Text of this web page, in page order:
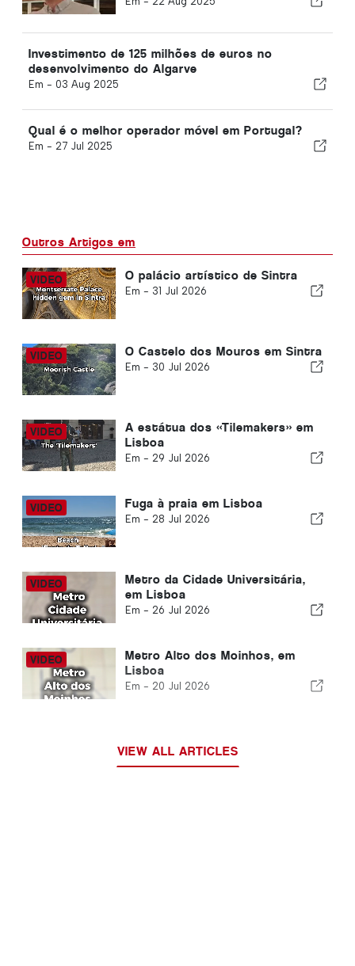
Investimento de 125 milhões de euros no
desenvolvimento do Algarve
Em - 03 Aug 2025
Qual é o melhor operador móvel em Portugal?
Em - 27 Jul 2025
Outros Artigos em
O palácio artístico de Sintra
Em - 31 Jul 2026
O Castelo dos Mouros em Sintra
Em - 30 Jul 2026
A estátua dos «Tilemakers» em
Lisboa
Em - 29 Jul 2026
Fuga à praia em Lisboa
Em - 28 Jul 2026
Metro da Cidade Universitária,
em Lisboa
Em - 26 Jul 2026
Metro Alto dos Moinhos, em
Lisboa
Em - 20 Jul 2026
VIEW ALL ARTICLES